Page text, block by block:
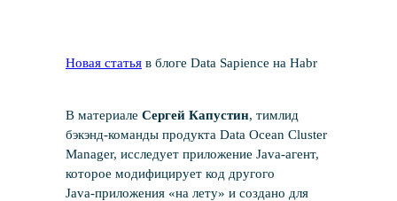
Новая статья в блоге Data Sapience на Habr
В материале Сергей Капустин, тимлид
бэкэнд-команды продукта Data Ocean Cluster
Manager, исследует приложение Java‑агент,
которое модифицирует код другого
Java‑приложения «на лету» и создано для
Вам может быть интересно